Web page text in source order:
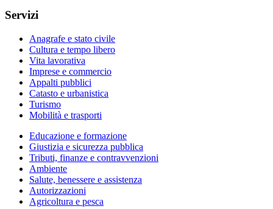
Servizi
Anagrafe e stato civile
Cultura e tempo libero
Vita lavorativa
Imprese e commercio
Appalti pubblici
Catasto e urbanistica
Turismo
Mobilità e trasporti
Educazione e formazione
Giustizia e sicurezza pubblica
Tributi, finanze e contravvenzioni
Ambiente
Salute, benessere e assistenza
Autorizzazioni
Agricoltura e pesca